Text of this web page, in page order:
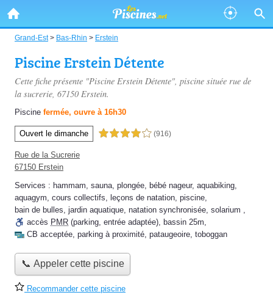
Grand-Est> Bas-Rhin > Erstein
Piscine Erstein Détente
Cette fiche présente "Piscine Erstein Détente", piscine située rue de
la sucrerie, 67150 Erstein.
Piscine fermée, ouvre à 16h30
Ouvert le dimanche 4,0 étoiles sur 5 (916)
Rue de la Sucrerie
67150 Erstein
Services : hammam, sauna, plongée, bébé nageur, aquabiking,
aquagym, cours collectifs, leçons de natation, piscine,
bain de bulles, jardin aquatique, natation synchronisée, solarium ,
accès PMR (parking, entrée adaptée), bassin 25m,
CB acceptée, parking à proximité, pataugeoire, toboggan
📞 Appeler cette piscine
Recommander cette piscine